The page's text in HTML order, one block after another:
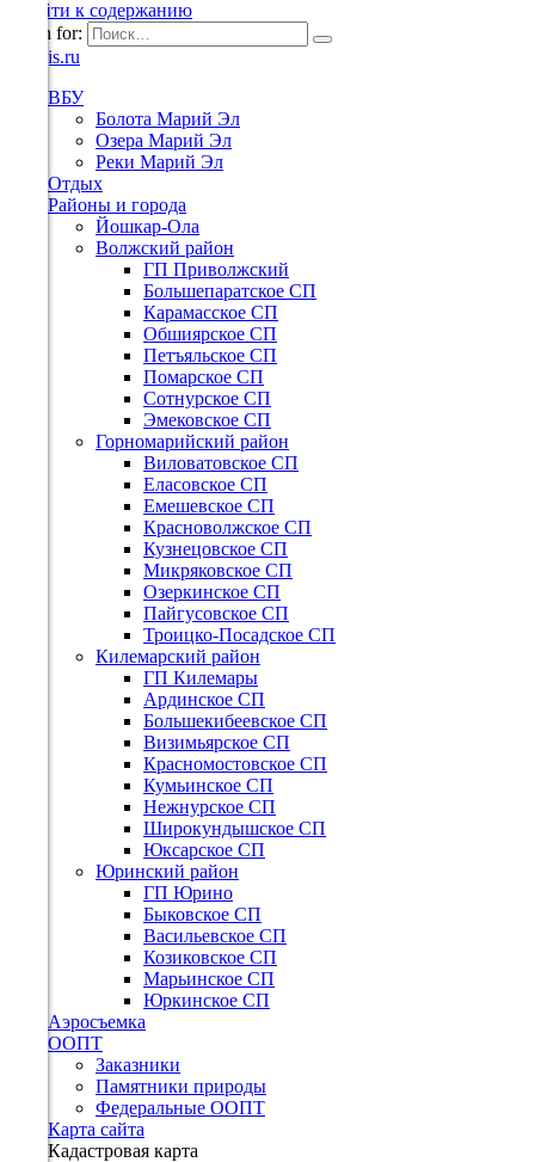
Перейти к содержанию
Search for:
ВБУ
Болота Марий Эл
Озера Марий Эл
Реки Марий Эл
Отдых
Районы и города
Йошкар-Ола
Волжский район
ГП Приволжский
Большепаратское СП
Карамасское СП
Обшиярское СП
Петъяльское СП
Помарское СП
Сотнурское СП
Эмековское СП
Горномарийский район
Виловатовское СП
Еласовское СП
Емешевское СП
Красноволжское СП
Кузнецовское СП
Микряковское СП
Озеркинское СП
Пайгусовское СП
Троицко-Посадское СП
Килемарский район
ГП Килемары
Ардинское СП
Большекибеевское СП
Визимьярское СП
Красномостовское СП
Кумьинское СП
Нежнурское СП
Широкундышское СП
Юксарское СП
Юринский район
ГП Юрино
Быковское СП
Васильевское СП
Козиковское СП
Марьинское СП
Юркинское СП
Аэросъемка
ООПТ
Заказники
Памятники природы
Федеральные ООПТ
Карта сайта
Кадастровая карта